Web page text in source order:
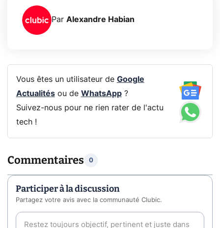
Par Alexandre Habian
Vous êtes un utilisateur de Google
Actualitésou de WhatsApp?
Suivez-nous pour ne rien rater de l'actu
tech !
Commentaires 0
Participer à la discussion
Partagez votre avis avec la communauté Clubic.